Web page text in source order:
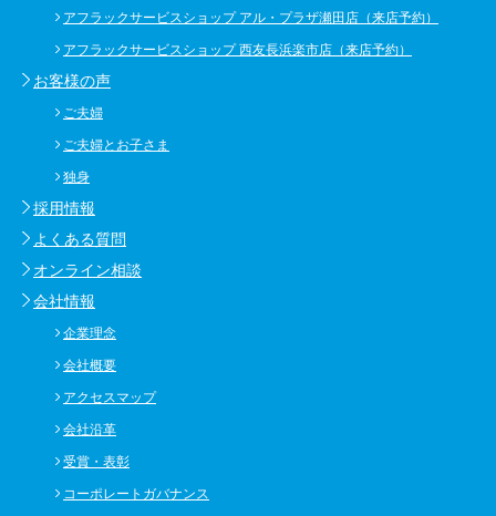
アフラックサービスショップ アル・プラザ瀬田店（来店予約）
アフラックサービスショップ 西友長浜楽市店（来店予約）
お客様の声
ご夫婦
ご夫婦とお子さま
独身
採用情報
よくある質問
オンライン相談
会社情報
企業理念
会社概要
アクセスマップ
会社沿革
受賞・表彰
コーポレートガバナンス